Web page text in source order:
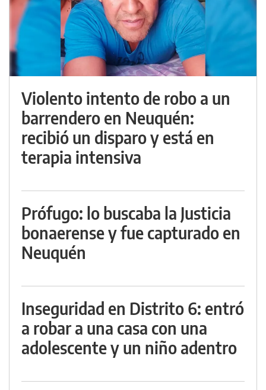
Violento intento de robo a un
barrendero en Neuquén:
recibió un disparo y está en
terapia intensiva
Prófugo: lo buscaba la Justicia
bonaerense y fue capturado en
Neuquén
Inseguridad en Distrito 6: entró
a robar a una casa con una
adolescente y un niño adentro